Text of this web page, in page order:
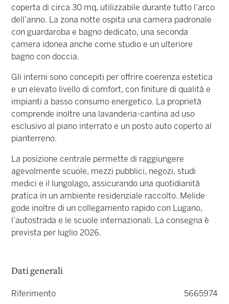
coperta di circa 30 mq, utilizzabile durante tutto l’arco
dell’anno. La zona notte ospita una camera padronale
con guardaroba e bagno dedicato, una seconda
camera idonea anche come studio e un ulteriore
bagno con doccia.
Gli interni sono concepiti per offrire coerenza estetica
e un elevato livello di comfort, con finiture di qualità e
impianti a basso consumo energetico. La proprietà
comprende inoltre una lavanderia-cantina ad uso
esclusivo al piano interrato e un posto auto coperto al
pianterreno.
La posizione centrale permette di raggiungere
agevolmente scuole, mezzi pubblici, negozi, studi
medici e il lungolago, assicurando una quotidianità
pratica in un ambiente residenziale raccolto. Melide
gode inoltre di un collegamento rapido con Lugano,
l’autostrada e le scuole internazionali. La consegna è
prevista per luglio 2026.
Dati generali
Riferimento 5665974